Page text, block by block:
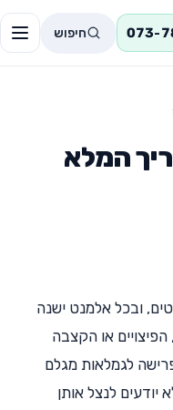
073- חיפוש
המלא
ובכל אלמנט ישנה
או הקצבה
לגמלאות מגלם
לנצל אותן